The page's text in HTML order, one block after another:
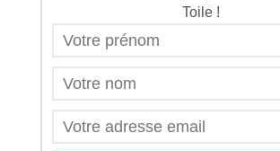
Toile !